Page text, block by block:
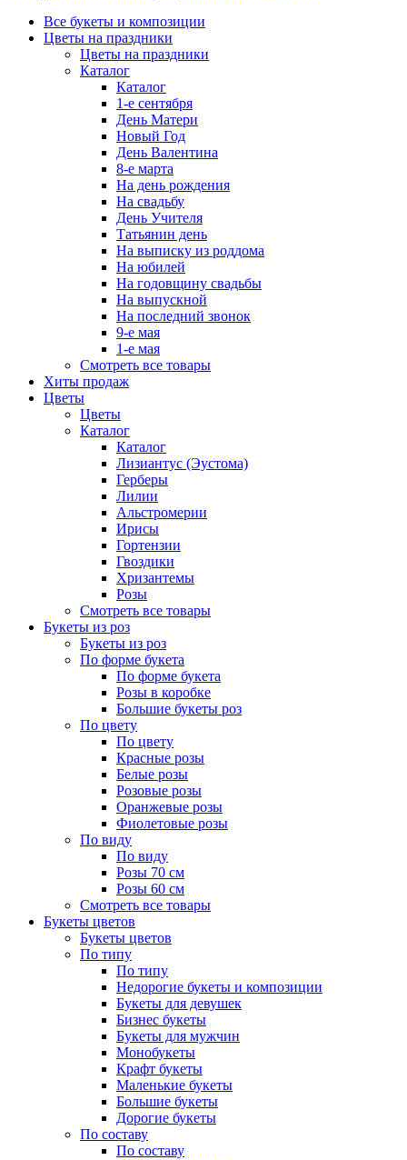
Все букеты и композиции
Цветы на праздники
Цветы на праздники
Каталог
Каталог
1-е сентября
День Матери
Новый Год
День Валентина
8-е марта
На день рождения
На свадьбу
День Учителя
Татьянин день
На выписку из роддома
На юбилей
На годовщину свадьбы
На выпускной
На последний звонок
9-е мая
1-е мая
Смотреть все товары
Хиты продаж
Цветы
Цветы
Каталог
Каталог
Лизиантус (Эустома)
Герберы
Лилии
Альстромерии
Ирисы
Гортензии
Гвоздики
Хризантемы
Розы
Смотреть все товары
Букеты из роз
Букеты из роз
По форме букета
По форме букета
Розы в коробке
Большие букеты роз
По цвету
По цвету
Красные розы
Белые розы
Розовые розы
Оранжевые розы
Фиолетовые розы
По виду
По виду
Розы 70 см
Розы 60 см
Смотреть все товары
Букеты цветов
Букеты цветов
По типу
По типу
Недорогие букеты и композиции
Букеты для девушек
Бизнес букеты
Букеты для мужчин
Монобукеты
Крафт букеты
Маленькие букеты
Большие букеты
Дорогие букеты
По составу
По составу